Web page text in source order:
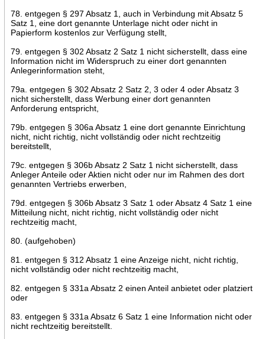
78. entgegen § 297 Absatz 1, auch in Verbindung mit Absatz 5
Satz 1, eine dort genannte Unterlage nicht oder nicht in
Papierform kostenlos zur Verfügung stellt,
79. entgegen § 302 Absatz 2 Satz 1 nicht sicherstellt, dass eine
Information nicht im Widerspruch zu einer dort genannten
Anlegerinformation steht,
79a. entgegen § 302 Absatz 2 Satz 2, 3 oder 4 oder Absatz 3
nicht sicherstellt, dass Werbung einer dort genannten
Anforderung entspricht,
79b. entgegen § 306a Absatz 1 eine dort genannte Einrichtung
nicht, nicht richtig, nicht vollständig oder nicht rechtzeitig
bereitstellt,
79c. entgegen § 306b Absatz 2 Satz 1 nicht sicherstellt, dass
Anleger Anteile oder Aktien nicht oder nur im Rahmen des dort
genannten Vertriebs erwerben,
79d. entgegen § 306b Absatz 3 Satz 1 oder Absatz 4 Satz 1 eine
Mitteilung nicht, nicht richtig, nicht vollständig oder nicht
rechtzeitig macht,
80. (aufgehoben)
81. entgegen § 312 Absatz 1 eine Anzeige nicht, nicht richtig,
nicht vollständig oder nicht rechtzeitig macht,
82. entgegen § 331a Absatz 2 einen Anteil anbietet oder platziert
oder
83. entgegen § 331a Absatz 6 Satz 1 eine Information nicht oder
nicht rechtzeitig bereitstellt.